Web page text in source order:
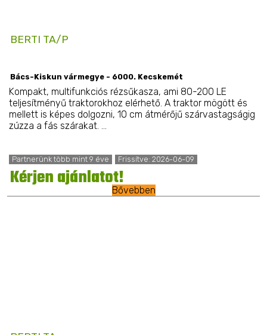
BERTI TA/P
Bács-Kiskun vármegye - 6000. Kecskemét
Kompakt, multifunkciós rézsűkasza, ami 80-200 LE
teljesítményű traktorokhoz elérhető. A traktor mögött és
mellett is képes dolgozni, 10 cm átmérőjű szárvastagságig
zúzza a fás szárakat. ...
Partnerünk több mint 9 éve Frissítve: 2026-06-09
Kérjen ajánlatot!Bővebben